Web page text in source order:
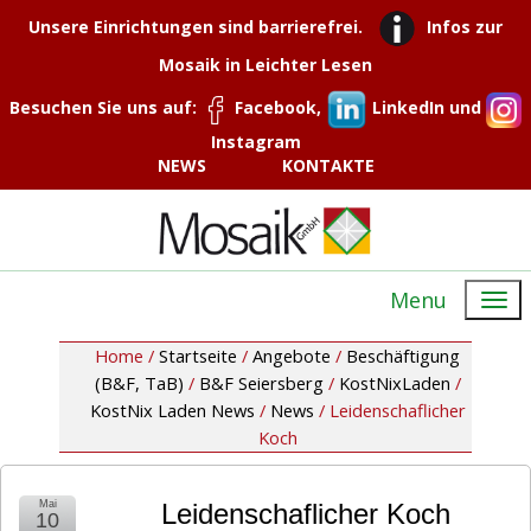
Unsere Einrichtungen sind barrierefrei.
Infos zur
Mosaik in Leichter Lesen
Besuchen Sie uns auf:
Facebook,
LinkedIn und
Instagram
NEWS
KONTAKTE
Menu
Home / Startseite / Angebote / Beschäftigung
(B&F, TaB) / B&F Seiersberg / KostNixLaden /
KostNix Laden News / News / Leidenschaflicher
Koch
Leidenschaflicher Koch
Mai
10